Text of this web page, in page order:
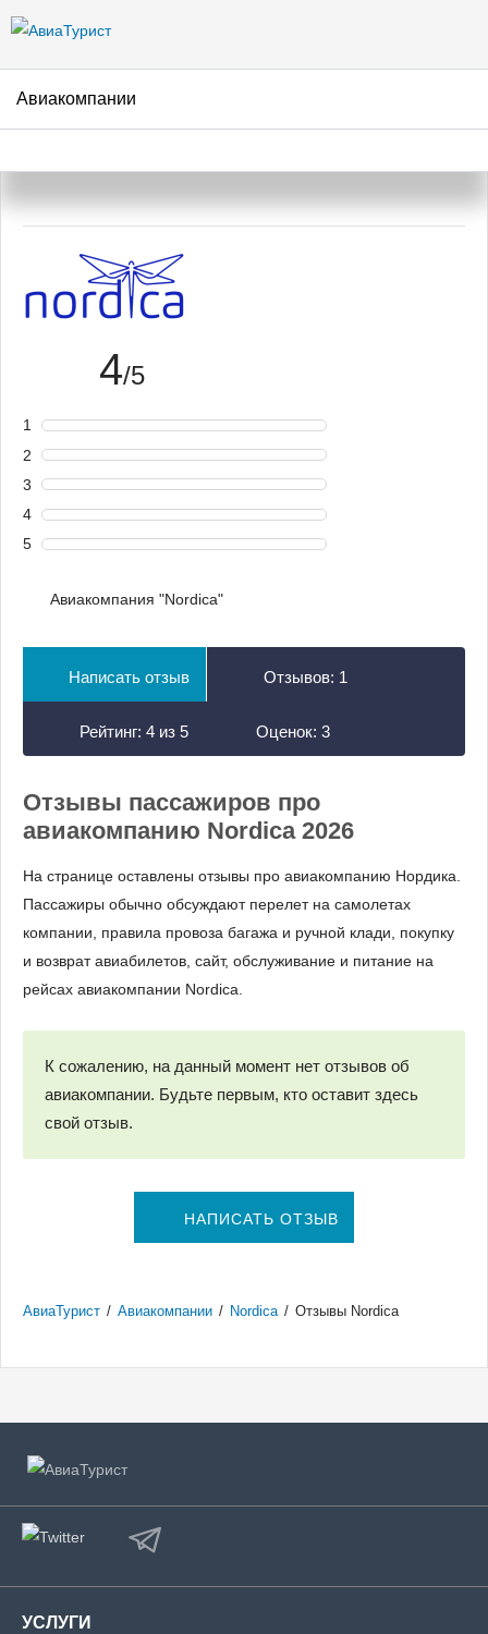
Авиакомпании
Авиакомпания Nordica –
отзывы пассажиров
4/5
1
2
3
4
5
Авиакомпания "Nordica"
Написать отзыв Отзывов: 1
Рейтинг: 4 из 5 Оценок: 3
Отзывы пассажиров про
авиакомпанию Nordica 2026
На странице оставлены отзывы про авиакомпанию Нордика.
Пассажиры обычно обсуждают перелет на самолетах
компании, правила провоза багажа и ручной клади, покупку
и возврат авиабилетов, сайт, обслуживание и питание на
рейсах авиакомпании Nordica.
К сожалению, на данный момент нет отзывов об
авиакомпании. Будьте первым, кто оставит здесь
свой отзыв.
НАПИСАТЬ ОТЗЫВ
АвиаТурист / Авиакомпании / Nordica / Отзывы Nordica
УСЛУГИ